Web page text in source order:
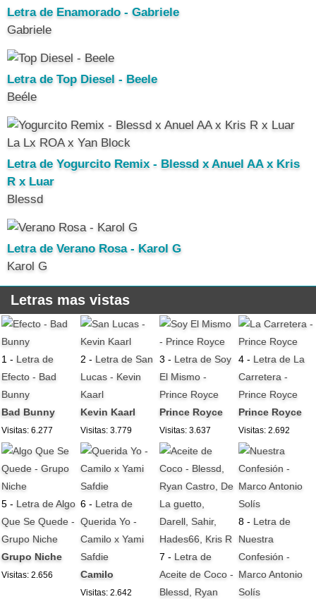
Letra de Enamorado - Gabriele
Gabriele
Letra de Top Diesel - Beele
Beéle
Letra de Yogurcito Remix - Blessd x Anuel AA x Kris
R x Luar
Blessd
Letra de Verano Rosa - Karol G
Karol G
Letras mas vistas
1 - Letra de
Efecto - Bad
Bunny
Bad Bunny
Visitas: 6.277
2 - Letra de San
Lucas - Kevin
Kaarl
Kevin Kaarl
Visitas: 3.779
3 - Letra de Soy
El Mismo -
Prince Royce
Prince Royce
Visitas: 3.637
4 - Letra de La
Carretera -
Prince Royce
Prince Royce
Visitas: 2.692
5 - Letra de Algo
Que Se Quede -
Grupo Niche
Grupo Niche
Visitas: 2.656
6 - Letra de
Querida Yo -
Camilo x Yami
Safdie
Camilo
Visitas: 2.642
7 - Letra de
Aceite de Coco -
Blessd, Ryan
8 - Letra de
Nuestra
Confesión -
Marco Antonio
Solís